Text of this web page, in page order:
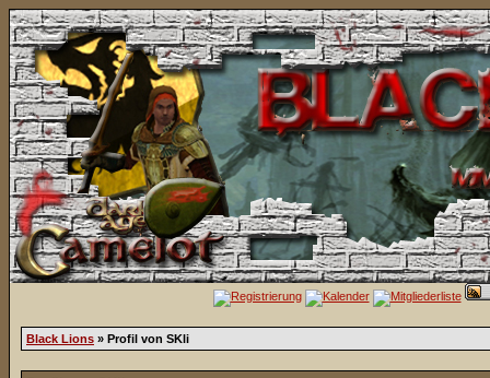
Black Lions » Profil von SKli